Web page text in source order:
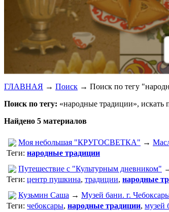
ГЛАВНАЯ → Поиск → Поиск по тегу
Поиск по тегу: «народные традиции», искать
Найдено 5 материалов
Моя небольшая "КРУГОСВЕТКА" →
Теги: народные традиции
Путешествие с "Культурным дневником"
Теги: центр пушкина, традиции, народные
Кузьмин Саша → Музей бани. г.
Теги: чебоксары, народные традиции, музей